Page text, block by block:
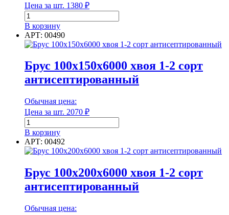
Диаметр
Диаметр наружный
Диаметр наружный
Диаметр внутренний
Диаметр внутренний
Длина
Цена за шт. 1380 ₽
Количество
товара
Брус
100х100х6000
хвоя
1-
2
сорт
антисептированный
В корзину
АРТ: 00490
Брус 100х150х6000 хвоя 1-2 сорт
антисептированный
Обычная цена:
Цена за шт. 2070 ₽
Количество
товара
Брус
100х150х6000
хвоя
1-
2
сорт
антисептированный
В корзину
АРТ: 00492
Брус 100х200х6000 хвоя 1-2 сорт
антисептированный
Обычная цена: